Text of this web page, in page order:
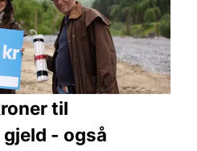
til
- også